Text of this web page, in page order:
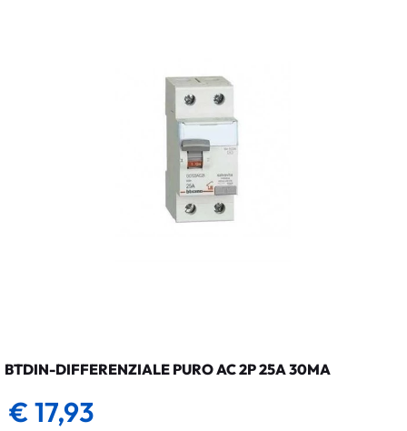
BTDIN-DIFFERENZIALE PURO AC 2P 25A 30MA
€ 17,93